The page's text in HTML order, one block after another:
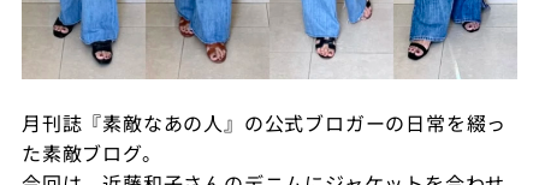
月刊誌『素敵なあの人』の公式ブロガーの日常を綴っ
た素敵ブログ。